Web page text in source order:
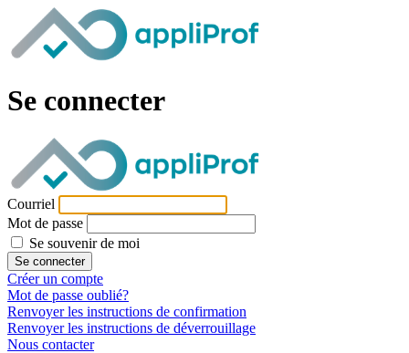
Se connecter
Courriel
Mot de passe
Se souvenir de moi
Créer un compte
Mot de passe oublié?
Renvoyer les instructions de confirmation
Renvoyer les instructions de déverrouillage
Nous contacter